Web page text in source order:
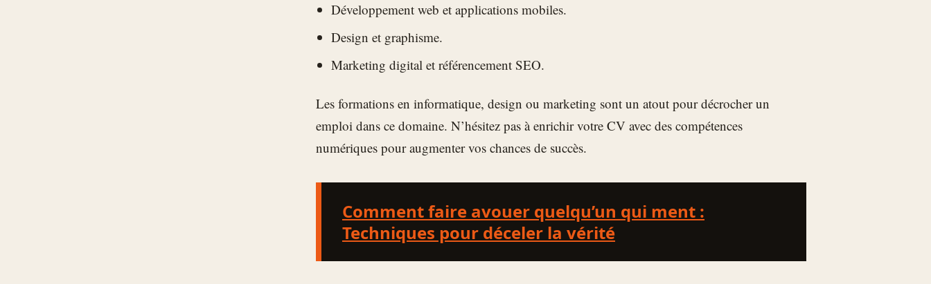
Développement web et applications mobiles.
Design et graphisme.
Marketing digital et référencement SEO.
Les formations en informatique, design ou marketing sont un atout pour décrocher un
emploi dans ce domaine. N’hésitez pas à enrichir votre CV avec des compétences
numériques pour augmenter vos chances de succès.
Comment faire avouer quelqu’un qui ment :
Techniques pour déceler la vérité